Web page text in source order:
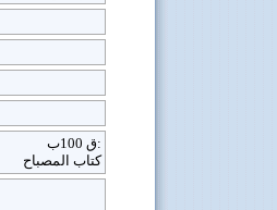
ق 100ب:
كتاب المصباح